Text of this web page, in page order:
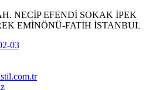
NECİP EFENDİ SOKAK İPEK
EMİNÖNÜ-FATİH İSTANBUL
03